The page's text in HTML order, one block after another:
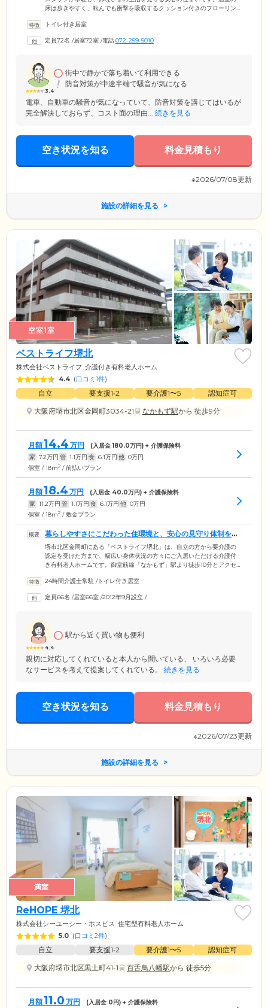
床は歩きやすく、転んでも衝撃を吸収するクッション付きのフローリン
加え、おひとりでのご入浴がむずかしい方のために、最新式の機械浴も
ください。当ホームは南海高野線・JR阪和線「三国ヶ丘駅」、JR阪和線
トイレ付き居室
定員72名 /居室72室 /電話072-259-5010
3.4
街中で静かで落ち着いて利用できる
防音対策が中途半端で騒音が気になる
電車、自動車の騒音が気になっていて、防音対策を講じてはいるが
完全解決しておらず、コスト面の理由... 続きを見る
空き状況を知る 料金見積もり
※2026/07/08更新
施設の詳細を見る
空室1室
ベストライフ堺北
株式会社ベストライフ 介護付き有料老人ホーム
4.4 (口コミ1件)
自立 要支援1•2 要介護1〜5
認知症可
大阪府堺市北区金岡町3034-21
なかもず駅から 徒歩9分
月額14.4 万円 (入居金180.0万円) + 介護保険料
家 7.2万円 管 1.1万円 食 6.1万円 他 0万円
個室 / 18m2 / 前払いプラン
月額18.4 万円 (入居金 40.0万円) + 介護保険料
家 11.2万円 管 1.1万円 食 6.1万円 他 0万円
個室 / 18m2 / 敷金プラン
暮らしやすさにこだわった住環境と、安心の見守り体制を両
立しています
堺市北区金岡町にある「ベストライフ堺北」は、自立の方から要介護の
認定を受けた方まで、幅広い身体状況の方々にご入居いただける介護付
き有料老人ホームです。御堂筋線「なかもず」駅より徒歩10分とアクセ
はご入居者様の多様なライフスタイルに寄り添った設備が充実。落ちつ
を楽しめる理美容室などをご用意しています。その日の気分に合わせて
24時間介護士常駐 /トイレ付き居室
定員66名 /居室66室 /2012年9月設立 /
4.4
駅から近く買い物も便利
親切に対応してくれていると本人から聞いている、 いろいろ必要
なサービスを考えて提案してくれている。
続きを見る
空き状況を知る 料金見積もり
※2026/07/23更新
施設の詳細を見る
満室
ReHOPE 堺北
株式会社シーユーシー・ホスピス 住宅型有料老人ホーム
5.0 (口コミ2件)
自立 要支援1•2 要介護1〜5
認知症可
大阪府堺市北区黒土町41-1
百舌鳥八幡駅から 徒歩5分
月額11.0 万円 (入居金 0円) + 介護保険料